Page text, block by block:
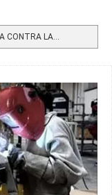
CONTRA LA...